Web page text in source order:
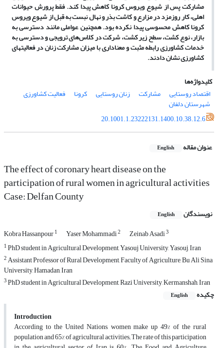
مشارکت پس از شیوع ویروس کرونا کاهش پیدا کند. فقط پرورش حیوانات
اهلی، کار روزمزد در مزارع و کاشت بذر و نهال نبست به قبل از شیوع ویروس
کرونا کاهش محسوسی پیدا نکرده بود. همچنین عواملی مانند دسترسی به
بازار، نوع کشت، سطح زیر کشت، شرکت در کلاس‌های ترویجی و دسترسی به
خدمات کشاورزی رابطه مثبت و معناداری با میزان مشارکت زنان در فعالیت­های
کشاورزی نشان دادند.
کلیدواژه‌ها
اقتصاد روستایی
مشارکت زنان روستایی کرونا فعالیت کشاورزی
شهرستان دلفان
20.1001.1.23222131.1400.10.38.12.6
عنوان مقاله English
The effect of coronary heart disease on the
participation of rural women in agricultural activities
Case: Delfan County
نویسندگان English
Kobra Hassanpour1 Yaser Mohammadi2 Zeinab Asadi3
1PhD student in Agricultural Development, Yasouj University, Yasouj, Iran
2Assistant Professor of Rural Development, Faculty of Agriculture, Bu Ali Sina
University, Hamadan, Iran
3PhD student in Agricultural Development, Razi University, Kermanshah, Iran
چکیده
English
Introduction
According to the United Nations, women make up 49% of the rural
population and 65% of agricultural activities; The rate of this participation